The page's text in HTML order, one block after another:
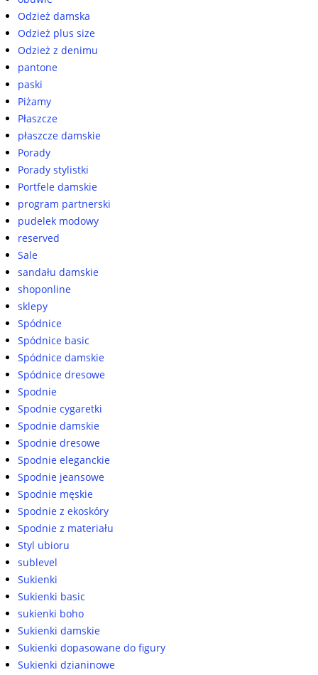
Odzież damska
Odzież plus size
Odzież z denimu
pantone
paski
Piżamy
Płaszcze
płaszcze damskie
Porady
Porady stylistki
Portfele damskie
program partnerski
pudelek modowy
reserved
Sale
sandału damskie
shoponline
sklepy
Spódnice
Spódnice basic
Spódnice damskie
Spódnice dresowe
Spodnie
Spodnie cygaretki
Spodnie damskie
Spodnie dresowe
Spodnie eleganckie
Spodnie jeansowe
Spodnie męskie
Spodnie z ekoskóry
Spodnie z materiału
Styl ubioru
sublevel
Sukienki
Sukienki basic
sukienki boho
Sukienki damskie
Sukienki dopasowane do figury
Sukienki dzianinowe